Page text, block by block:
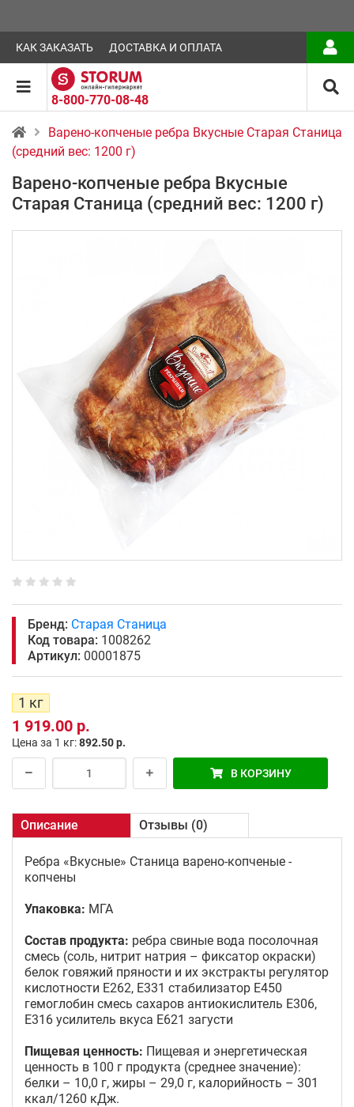
КАК ЗАКАЗАТЬ ДОСТАВКА И ОПЛАТА
8-800-770-08-48
Варено-копченые ребра Вкусные Старая Станица
(средний вес: 1200 г)
Варено-копченые ребра Вкусные
Старая Станица (средний вес: 1200 г)
Бренд: Старая Станица
Код товара: 1008262
Артикул: 00001875
1 кг
1 919.00 р.
Цена за 1 кг:892.50 р.
В КОРЗИНУ
Описание Отзывы (0)
Ребра «Вкусные» Станица варено-копченые -
копчены
Упаковка: МГА
Состав продукта: ребра свиные вода посолочная
смесь (соль, нитрит натрия – фиксатор окраски)
белок говяжий пряности и их экстракты регулятор
кислотности Е262, Е331 стабилизатор Е450
гемоглобин смесь сахаров антиокислитель Е306,
Е316 усилитель вкуса Е621 загусти
Пищевая ценность: Пищевая и энергетическая
ценность в 100 г продукта (среднее значение):
белки – 10,0 г, жиры – 29,0 г, калорийность – 301
ккал/1260 кДж.